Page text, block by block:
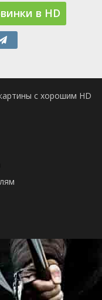
в HD
с хорошим HD